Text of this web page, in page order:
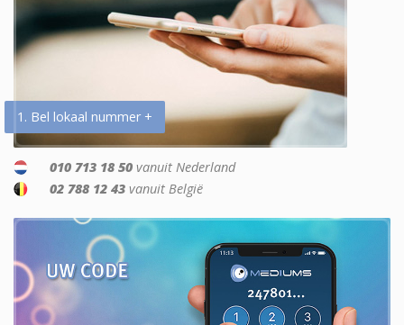
1. Bel lokaal nummer +
010 713 18 50 vanuit Nederland
02 788 12 43 vanuit België